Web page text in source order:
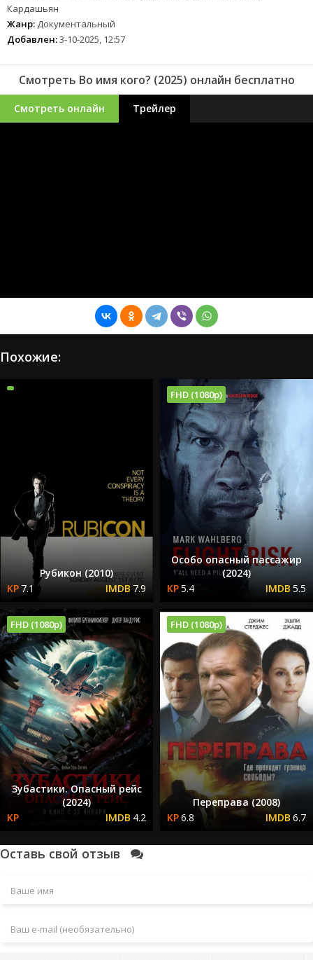
Кардашьян
Жанр: Документальный
Добавлен:3-10-2025, 12:57
Смотреть Во имя кого? (2025) онлайн бесплатно
Смотреть онлайн Трейлер
Похожие:
Рубикон (2010)
7.1
7.9
FHD (1080p)
Особо опасный пассажир
(2024)
5.4
5.5
FHD (1080p)
Зубастики. Опасный рейс
(2024)
4.2
FHD (1080p)
Переправа (2008)
6.8
6.7
Оставь свой отзыв